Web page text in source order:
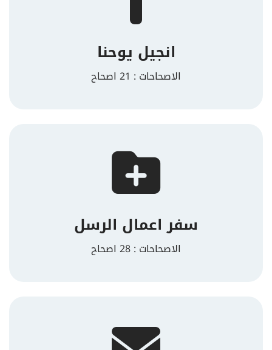
انجيل يوحنا
الاصحاحات : 21 اصحاح
سفر اعمال الرسل
الاصحاحات : 28 اصحاح